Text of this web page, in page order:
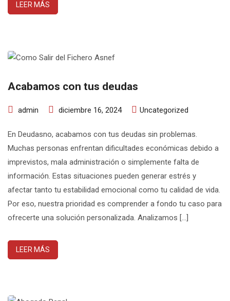
LEER MÁS
Acabamos con tus deudas
admin diciembre 16, 2024 Uncategorized
En Deudasno, acabamos con tus deudas sin problemas.
Muchas personas enfrentan dificultades económicas debido a
imprevistos, mala administración o simplemente falta de
información. Estas situaciones pueden generar estrés y
afectar tanto tu estabilidad emocional como tu calidad de vida.
Por eso, nuestra prioridad es comprender a fondo tu caso para
ofrecerte una solución personalizada. Analizamos […]
LEER MÁS